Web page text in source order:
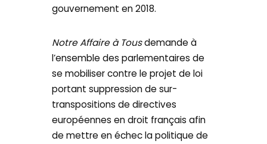
gouvernement en 2018.
Notre Affaire à Tousdemande à
l’ensemble des parlementaires de
se mobiliser contre le projet de loi
portant suppression de sur-
transpositions de directives
européennes en droit français afin
de mettre en échec la politique de